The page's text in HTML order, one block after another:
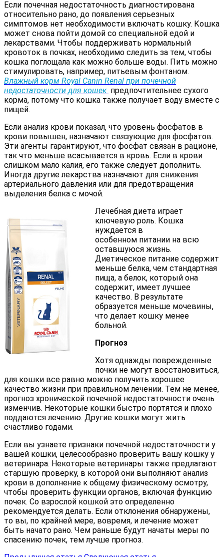
Если почечная недостаточность диагностирована
относительно рано, до появления серьезных
симптомов нет необходимости включать кошку. Кошка
может снова пойти домой со специальной едой и
лекарствами. Чтобы поддерживать нормальный
кровоток в почках, необходимо следить за тем, чтобы
кошка поглощала как можно больше воды. Пить можно
стимулировать, например, питьевым фонтаном.
Влажный корм Royal Canin Renal при почечной
недостаточности для кошек предпочтительнее сухого
корма, потому что кошка также получает воду вместе с
пищей.
Если анализ крови показал, что уровень фосфатов в
крови повышен, назначают связующие для фосфатов.
Эти агенты гарантируют, что фосфат связан в рационе,
так что меньше всасывается в кровь. Если в крови
слишком мало калия, его также следует дополнить.
Иногда другие лекарства назначают для снижения
артериального давления или для предотвращения
выделения белка с мочой.
Лечебная диета играет
ключевую роль. Кошка
нуждается в
особенном питании на всю
оставшуюся жизнь.
Диетическое питание содержит
меньше белка, чем стандартная
пища, а белок, который она
содержит, имеет лучшее
качество. В результате
образуется меньше мочевины,
что делает кошку менее
больной.
Прогноз
Хотя однажды поврежденные
почки не могут восстановиться,
для кошки все равно можно получить хорошее
качество жизни при правильном лечении. Тем не менее,
прогноз хронической почечной недостаточности очень
изменчив. Некоторые кошки быстро портятся и плохо
поддаются лечению. Другие кошки могут жить
счастливо годами.
Если вы узнаете признаки почечной недостаточности у
вашей кошки, целесообразно проверить вашу кошку у
ветеринара. Некоторые ветеринары также предлагают
старшую проверку, в которой они выполняют анализ
крови в дополнение к общему физическому осмотру,
чтобы проверить функции органов, включая функцию
почек. Со взрослой кошкой это определенно
рекомендуется делать. Если отклонения обнаружены,
то вы, по крайней мере, вовремя, и лечение может
быть начато рано. Чем раньше будут начаты меры по
спасению почек, тем лучше прогноз.